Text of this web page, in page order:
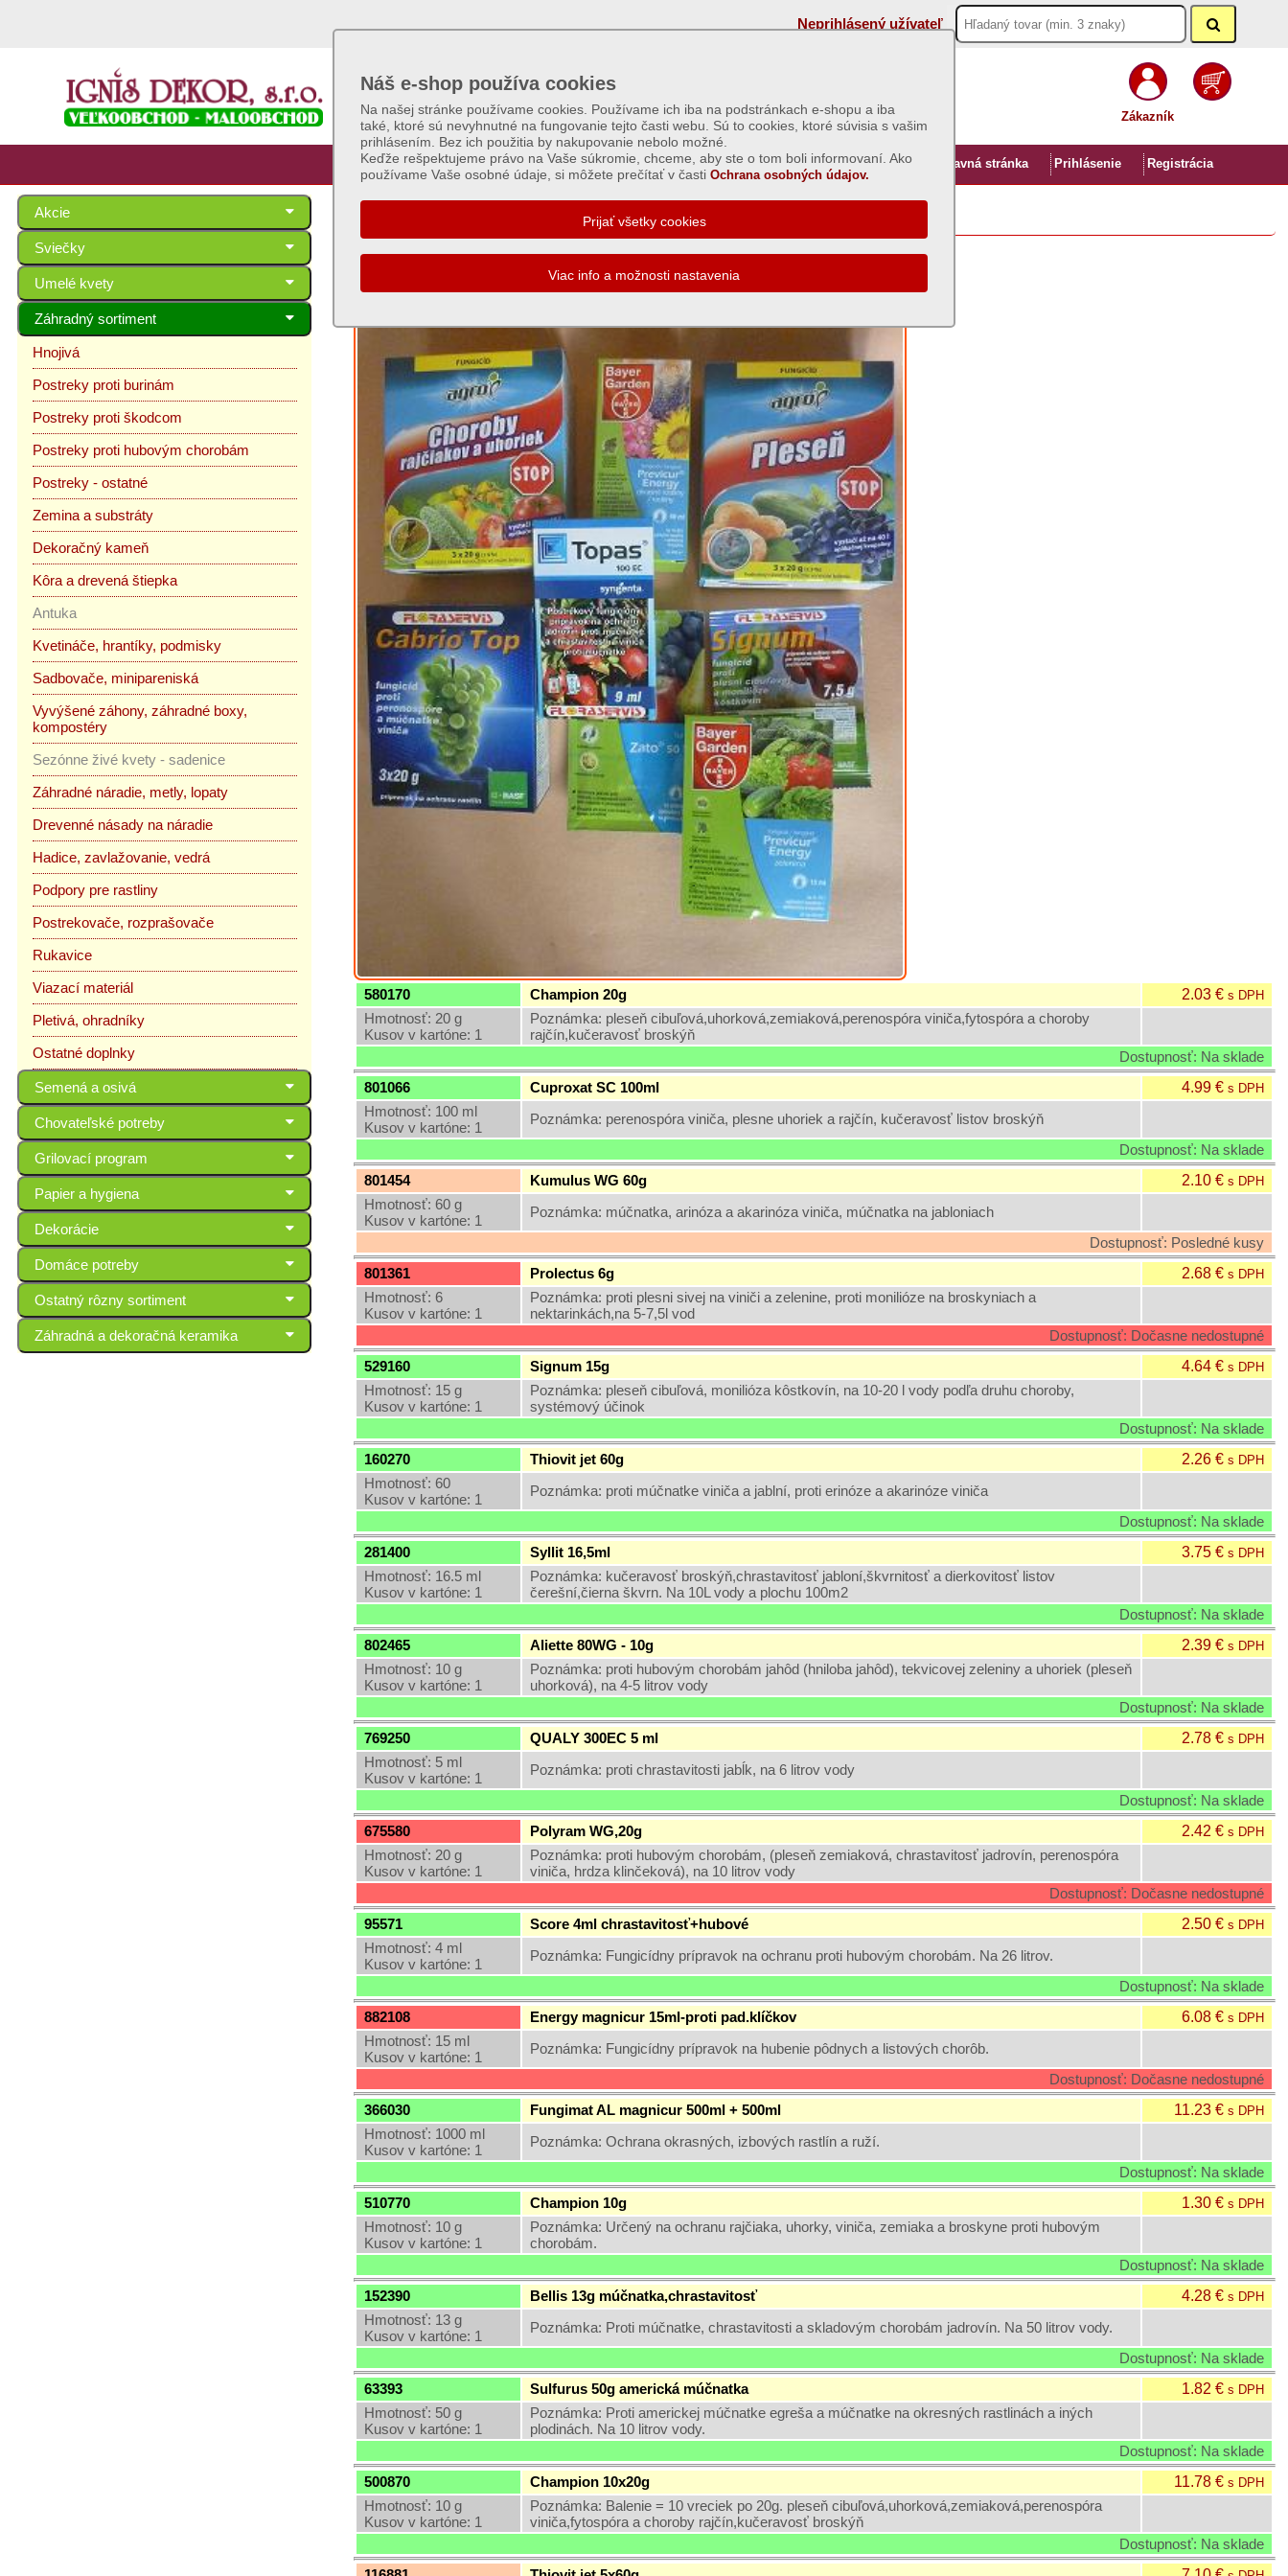
Neprihlásený užívateľ
Zákazník
Úvod Hlavná stránka Prihlásenie Registrácia
Náš e-shop používa cookies
Na našej stránke používame cookies. Používame ich iba na podstránkach e-shopu a iba
také, ktoré sú nevyhnutné na fungovanie tejto časti webu. Sú to cookies, ktoré súvisia s vašim
prihlásením. Bez ich použitia by nakupovanie nebolo možné.
Keďže rešpektujeme právo na Vaše súkromie, chceme, aby ste o tom boli informovaní. Ako
používame Vaše osobné údaje, si môžete prečítať v časti Ochrana osobných údajov.
Akcie
Sviečky
Umelé kvety
Záhradný sortiment
Hnojivá
Postreky proti burinám
Postreky proti škodcom
Postreky proti hubovým chorobám
Postreky - ostatné
Zemina a substráty
Dekoračný kameň
Kôra a drevená štiepka
Antuka
Kvetináče, hrantíky, podmisky
Sadbovače, minipareniská
Vyvýšené záhony, záhradné boxy,
kompostéry
Sezónne živé kvety - sadenice
Záhradné náradie, metly, lopaty
Drevenné násady na náradie
Hadice, zavlažovanie, vedrá
Podpory pre rastliny
Postrekovače, rozprašovače
Rukavice
Viazací materiál
Pletivá, ohradníky
Ostatné doplnky
Semená a osivá
Chovateľské potreby
Grilovací program
Papier a hygiena
Dekorácie
Domáce potreby
Ostatný rôzny sortiment
Záhradná a dekoračná keramika
Proti plesniam a hubovým chorobám-rôzne
580170 Champion 20g 2.03 €s DPH
Hmotnosť: 20 g
Kusov v kartóne: 1
Poznámka: pleseň cibuľová,uhorková,zemiaková,perenospóra viniča,fytospóra a choroby
rajčín,kučeravosť broskýň
Dostupnosť: Na sklade
801066
Cuproxat SC 100ml 4.99 €s DPH
Hmotnosť: 100 ml
Kusov v kartóne: 1
Poznámka: perenospóra viniča, plesne uhoriek a rajčín, kučeravosť listov broskýň
Dostupnosť: Na sklade
801454
Kumulus WG 60g 2.10 €s DPH
Hmotnosť: 60 g
Kusov v kartóne: 1
Poznámka: múčnatka, arinóza a akarinóza viniča, múčnatka na jabloniach
Dostupnosť: Posledné kusy
801361
Prolectus 6g 2.68 €s DPH
Hmotnosť: 6
Kusov v kartóne: 1
Poznámka: proti plesni sivej na viniči a zelenine, proti monilióze na broskyniach a
nektarinkách,na 5-7,5l vod
Dostupnosť: Dočasne nedostupné
529160
Signum 15g 4.64 €s DPH
Hmotnosť: 15 g
Kusov v kartóne: 1
Poznámka: pleseň cibuľová, monilióza kôstkovín, na 10-20 l vody podľa druhu choroby,
systémový účinok
Dostupnosť: Na sklade
160270
Thiovit jet 60g 2.26 €s DPH
Hmotnosť: 60
Kusov v kartóne: 1
Poznámka: proti múčnatke viniča a jablní, proti erinóze a akarinóze viniča
Dostupnosť: Na sklade
281400
Syllit 16,5ml 3.75 €s DPH
Hmotnosť: 16.5 ml
Kusov v kartóne: 1
Poznámka: kučeravosť broskýň,chrastavitosť jabloní,škvrnitosť a dierkovitosť listov
čerešní,čierna škvrn. Na 10L vody a plochu 100m2
Dostupnosť: Na sklade
802465
Aliette 80WG - 10g 2.39 €s DPH
Hmotnosť: 10 g
Kusov v kartóne: 1
Poznámka: proti hubovým chorobám jahôd (hniloba jahôd), tekvicovej zeleniny a uhoriek (pleseň
uhorková), na 4-5 litrov vody
Dostupnosť: Na sklade
769250
QUALY 300EC 5 ml 2.78 €s DPH
Hmotnosť: 5 ml
Kusov v kartóne: 1
Poznámka: proti chrastavitosti jabĺk, na 6 litrov vody
Dostupnosť: Na sklade
675580
Polyram WG,20g 2.42 €s DPH
Hmotnosť: 20 g
Kusov v kartóne: 1
Poznámka: proti hubovým chorobám, (pleseň zemiaková, chrastavitosť jadrovín, perenospóra
viniča, hrdza klinčeková), na 10 litrov vody
Dostupnosť: Dočasne nedostupné
95571
Score 4ml chrastavitosť+hubové 2.50 €s DPH
Hmotnosť: 4 ml
Kusov v kartóne: 1
Poznámka: Fungicídny prípravok na ochranu proti hubovým chorobám. Na 26 litrov.
Dostupnosť: Na sklade
882108
Energy magnicur 15ml-proti pad.klíčkov 6.08 €s DPH
Hmotnosť: 15 ml
Kusov v kartóne: 1
Poznámka: Fungicídny prípravok na hubenie pôdnych a listových chorôb.
Dostupnosť: Dočasne nedostupné
366030
Fungimat AL magnicur 500ml + 500ml 11.23 €s DPH
Hmotnosť: 1000 ml
Kusov v kartóne: 1
Poznámka: Ochrana okrasných, izbových rastlín a ruží.
Dostupnosť: Na sklade
510770
Champion 10g 1.30 €s DPH
Hmotnosť: 10 g
Kusov v kartóne: 1
Poznámka: Určený na ochranu rajčiaka, uhorky, viniča, zemiaka a broskyne proti hubovým
chorobám.
Dostupnosť: Na sklade
152390
Bellis 13g múčnatka,chrastavitosť 4.28 €s DPH
Hmotnosť: 13 g
Kusov v kartóne: 1
Poznámka: Proti múčnatke, chrastavitosti a skladovým chorobám jadrovín. Na 50 litrov vody.
Dostupnosť: Na sklade
63393
Sulfurus 50g americká múčnatka 1.82 €s DPH
Hmotnosť: 50 g
Kusov v kartóne: 1
Poznámka: Proti americkej múčnatke egreša a múčnatke na okresných rastlinách a iných
plodinách. Na 10 litrov vody.
Dostupnosť: Na sklade
500870
Champion 10x20g 11.78 €s DPH
Hmotnosť: 10 g
Kusov v kartóne: 1
Poznámka: Balenie = 10 vreciek po 20g. pleseň cibuľová,uhorková,zemiaková,perenospóra
viniča,fytospóra a choroby rajčín,kučeravosť broskýň
Dostupnosť: Na sklade